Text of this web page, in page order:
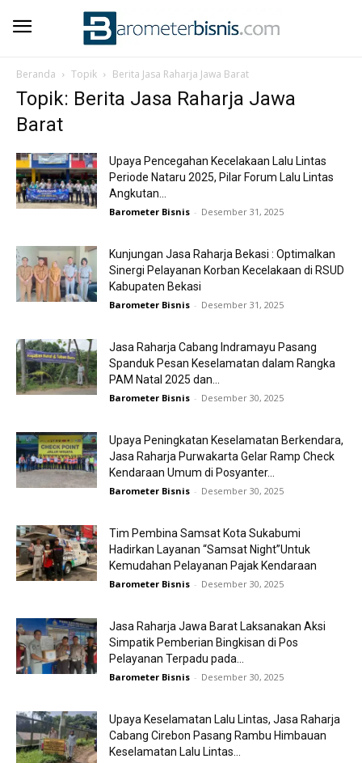
Beranda Topik Berita Jasa Raharja Jawa Barat
Topik: Berita Jasa Raharja Jawa
Barat
Upaya Pencegahan Kecelakaan Lalu Lintas
Periode Nataru 2025, Pilar Forum Lalu Lintas
Angkutan...
Barometer Bisnis - Desember 31, 2025
Kunjungan Jasa Raharja Bekasi : Optimalkan
Sinergi Pelayanan Korban Kecelakaan di RSUD
Kabupaten Bekasi
Barometer Bisnis - Desember 31, 2025
Jasa Raharja Cabang Indramayu Pasang
Spanduk Pesan Keselamatan dalam Rangka
PAM Natal 2025 dan...
Barometer Bisnis - Desember 30, 2025
Upaya Peningkatan Keselamatan Berkendara,
Jasa Raharja Purwakarta Gelar Ramp Check
Kendaraan Umum di Posyanter...
Barometer Bisnis - Desember 30, 2025
Tim Pembina Samsat Kota Sukabumi
Hadirkan Layanan “Samsat Night”Untuk
Kemudahan Pelayanan Pajak Kendaraan
Barometer Bisnis - Desember 30, 2025
Jasa Raharja Jawa Barat Laksanakan Aksi
Simpatik Pemberian Bingkisan di Pos
Pelayanan Terpadu pada...
Barometer Bisnis - Desember 30, 2025
Upaya Keselamatan Lalu Lintas, Jasa Raharja
Cabang Cirebon Pasang Rambu Himbauan
Keselamatan Lalu Lintas...